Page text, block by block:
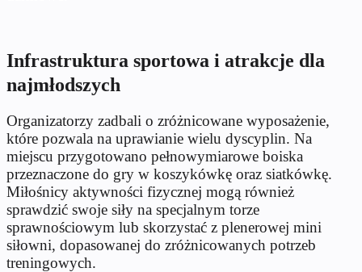
Infrastruktura sportowa i atrakcje dla
najmłodszych
Organizatorzy zadbali o zróżnicowane wyposażenie,
które pozwala na uprawianie wielu dyscyplin. Na
miejscu przygotowano pełnowymiarowe boiska
przeznaczone do gry w koszykówkę oraz siatkówkę.
Miłośnicy aktywności fizycznej mogą również
sprawdzić swoje siły na specjalnym torze
sprawnościowym lub skorzystać z plenerowej mini
siłowni, dopasowanej do zróżnicowanych potrzeb
treningowych.